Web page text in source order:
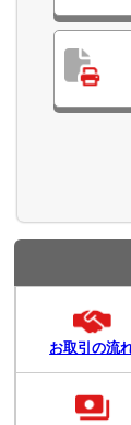
お取引の流